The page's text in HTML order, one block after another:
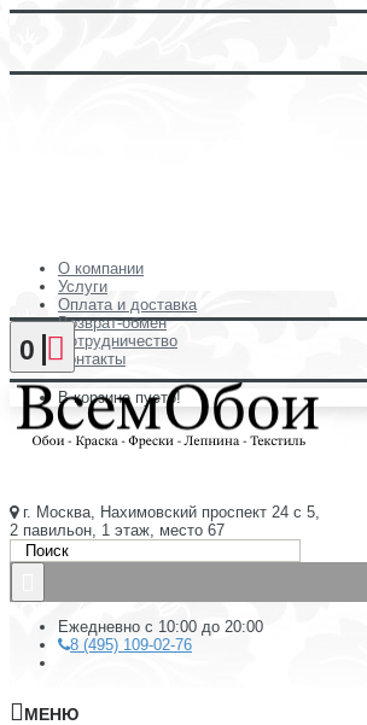
О компании
Услуги
Оплата и доставка
Возврат-обмен
Сотрудничество
Контакты
0
В корзине пусто!
г. Москва, Нахимовский проспект 24 с 5,
2 павильон, 1 этаж, место 67
Ежедневно с 10:00 до 20:00
8 (495) 109-02-76
МЕНЮ